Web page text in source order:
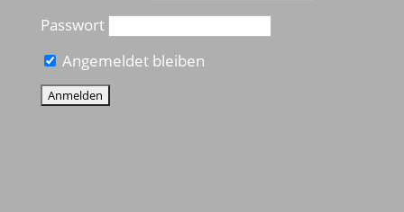
Passwort
Angemeldet bleiben